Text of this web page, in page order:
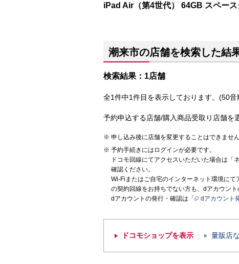
iPad Air（第4世代） 64GB スペース
潮来市の店舗を検索した結
検索結果：1店舗
全1件中1件目を表示しております。(50音
予約申込する店舗/購入商品受取り店舗を
申し込み後に店舗を変更することはできません
予約手続きにはログインが必要です。
ドコモ回線にてアクセスいただいた場合は「
確認ください。
Wi-Fiまたはご自宅のインターネット環境に
の契約回線をお持ちでない方も、dアカウント
dアカウントの発行・確認は「
dアカウント
ドコモショップを表示 量販店